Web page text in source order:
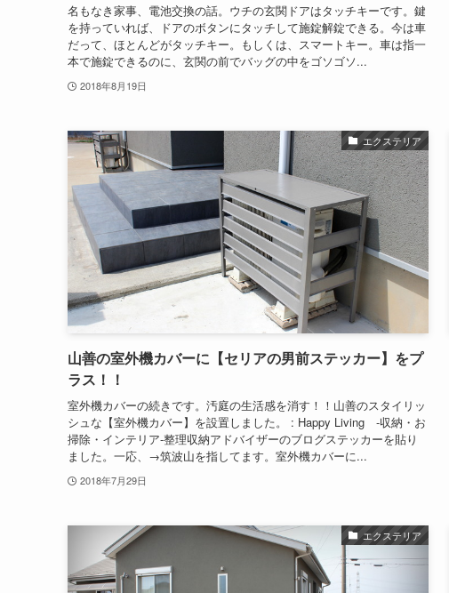
名もなき家事、電池交換の話。ウチの玄関ドアはタッチキーです。鍵
を持っていれば、ドアのボタンにタッチして施錠解錠できる。今は車
だって、ほとんどがタッチキー。もしくは、スマートキー。車は指一
本で施錠できるのに、玄関の前でバッグの中をゴソゴソ...
2018年8月19日
エクステリア
山善の室外機カバーに【セリアの男前ステッカー】をプ
ラス！！
室外機カバーの続きです。汚庭の生活感を消す！！山善のスタイリッ
シュな【室外機カバー】を設置しました。 : Happy Living -収納・お
掃除・インテリア-整理収納アドバイザーのブログステッカーを貼り
ました。一応、→筑波山を指してます。室外機カバーに...
2018年7月29日
エクステリア